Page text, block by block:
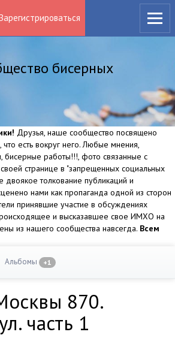
Зарегистрироваться
бисерных
Друзья, наше сообщество посвящено
есть вокруг него. Любые мнения,
бисерные работы!!!, фото связанные с
странице в "запрещенных социальных
двоякое толкование публикаций и
нами как пропаганда одной из сторон
принявшие участие в обсуждениях
и высказавшее свое ИМХО на
из нашего сообщества навсегда. Всем
Альбомы +1
870.
часть 1